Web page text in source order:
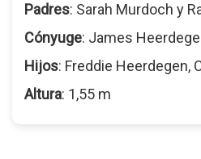
Padres: Sarah Murdoch y
Cónyuge: James
Hijos: Freddie Heerdegen,
Altura: 1,55 m